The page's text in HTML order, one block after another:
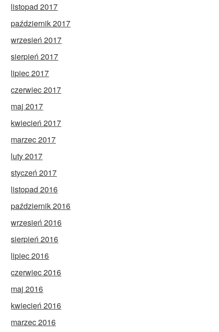
listopad 2017
październik 2017
wrzesień 2017
sierpień 2017
lipiec 2017
czerwiec 2017
maj 2017
kwiecień 2017
marzec 2017
luty 2017
styczeń 2017
listopad 2016
październik 2016
wrzesień 2016
sierpień 2016
lipiec 2016
czerwiec 2016
maj 2016
kwiecień 2016
marzec 2016